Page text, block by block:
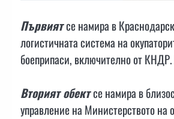
Първиятсе намира в
логистичната система на
боеприпаси, включително от
Вторият обектсе намира в
управление на Министерството на